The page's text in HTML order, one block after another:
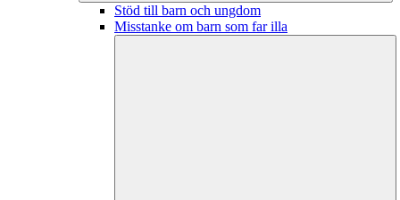
Stöd till barn och ungdom
Misstanke om barn som far illa